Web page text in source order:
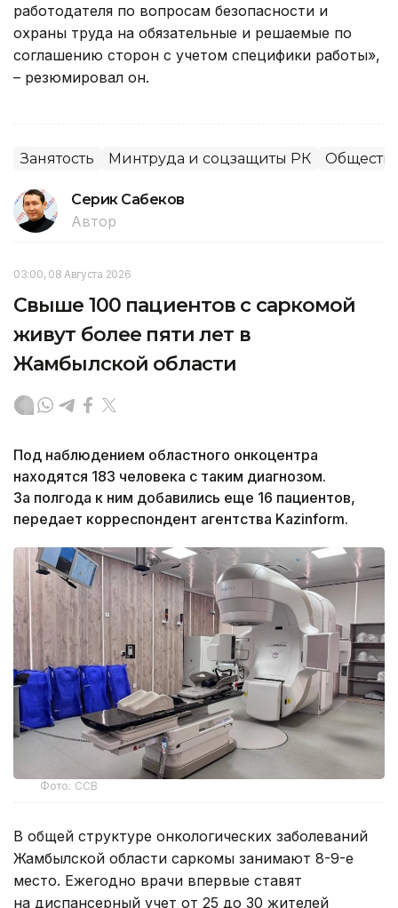
работодателя по вопросам безопасности и
охраны труда на обязательные и решаемые по
соглашению сторон с учетом специфики работы»,
– резюмировал он.
Занятость Минтруда и соцзащиты РК
Серик Сабеков
Автор
03:00, 08 Августа 2026
Свыше 100 пациентов с саркомой
живут более пяти лет в
Жамбылской области
Под наблюдением областного онкоцентра
находятся 183 человека с таким диагнозом.
За полгода к ним добавились еще 16 пациентов,
передает корреспондент агентства Kazinform.
Фото: ССВ
В общей структуре онкологических заболеваний
Жамбылской области саркомы занимают 8-9-е
место. Ежегодно врачи впервые ставят
на диспансерный учет от 25 до 30 жителей